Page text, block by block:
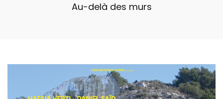
Au-delà des murs